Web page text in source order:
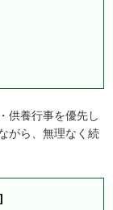
供養行事を優先し
がら、無理なく続